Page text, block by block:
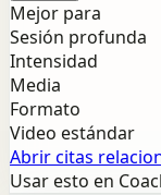
Mejor para
Sesión profunda
Intensidad
Media
Formato
Video estándar
Abrir citas
Usar esto en